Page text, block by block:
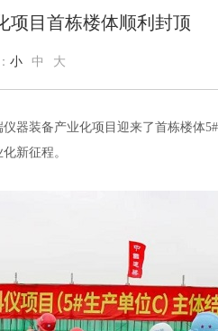
项目首栋楼体顺利封顶
小 中 大
器装备产业化项目迎来了首栋楼体
新征程。